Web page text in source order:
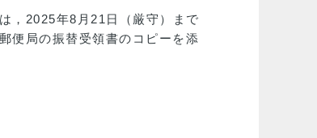
，2025年8月21日（厳守）まで
便局の振替受領書のコピーを添